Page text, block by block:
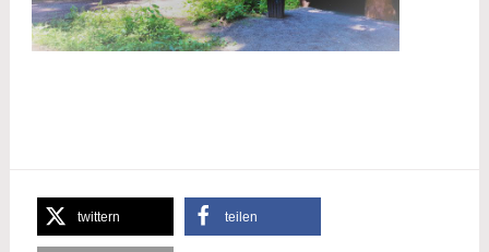
twittern teilen